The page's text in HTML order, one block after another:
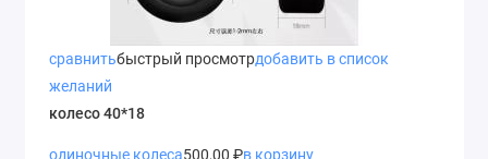
сравнитьбыстрый просмотрдобавить в список
желаний
колесо 40*18
одиночные колеса500,00 ₽в корзину